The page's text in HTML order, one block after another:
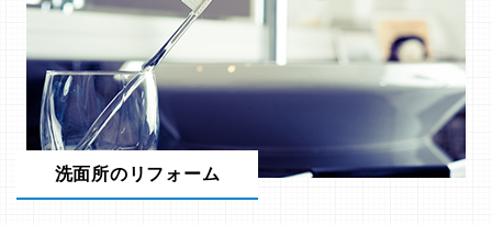
洗面所のリフォーム